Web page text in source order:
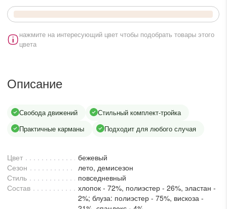
нажмите на интересующий цвет чтобы подобрать товары этого
цвета
Описание
Свобода движений
Стильный комплект-тройка
Практичные карманы
Подходит для любого случая
Цвет
бежевый
Сезон
лето, демисезон
Стиль
повседневный
Состав
хлопок - 72%, полиэстер - 26%, эластан -
2%; блуза: полиэстер - 75%, вискоза -